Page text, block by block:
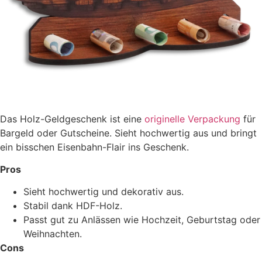
Das Holz-Geldgeschenk ist eine originelle Verpackung für
Bargeld oder Gutscheine. Sieht hochwertig aus und bringt
ein bisschen Eisenbahn-Flair ins Geschenk.
Pros
Sieht hochwertig und dekorativ aus.
Stabil dank HDF-Holz.
Passt gut zu Anlässen wie Hochzeit, Geburtstag oder
Weihnachten.
Cons